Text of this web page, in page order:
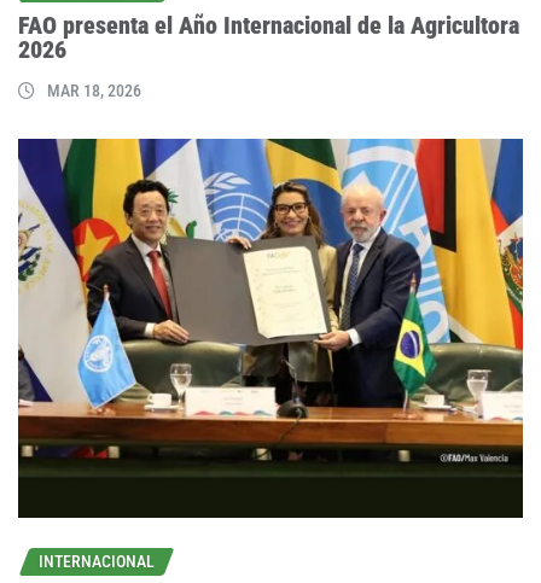
FAO presenta el Año Internacional de la Agricultora
2026
MAR 18, 2026
INTERNACIONAL